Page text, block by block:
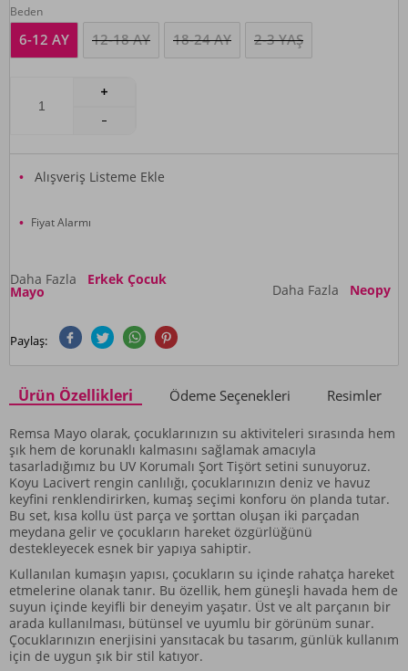
Beden
6-12 AY 12-18 AY 18-24 AY 2-3 YAŞ
Alışveriş Listeme Ekle
Fiyat Alarmı
Daha Fazla Erkek Çocuk
Mayo Daha Fazla Neopy
Paylaş:
Ürün Özellikleri Ödeme Seçenekleri Resimler
Remsa Mayo olarak, çocuklarınızın su aktiviteleri sırasında hem
şık hem de korunaklı kalmasını sağlamak amacıyla
tasarladığımız bu UV Korumalı Şort Tişört setini sunuyoruz.
Koyu Lacivert rengin canlılığı, çocuklarınızın deniz ve havuz
keyfini renklendirirken, kumaş seçimi konforu ön planda tutar.
Bu set, kısa kollu üst parça ve şorttan oluşan iki parçadan
meydana gelir ve çocukların hareket özgürlüğünü
destekleyecek esnek bir yapıya sahiptir.
Kullanılan kumaşın yapısı, çocukların su içinde rahatça hareket
etmelerine olanak tanır. Bu özellik, hem güneşli havada hem de
suyun içinde keyifli bir deneyim yaşatır. Üst ve alt parçanın bir
arada kullanılması, bütünsel ve uyumlu bir görünüm sunar.
Çocuklarınızın enerjisini yansıtacak bu tasarım, günlük kullanım
için de uygun şık bir stil katıyor.